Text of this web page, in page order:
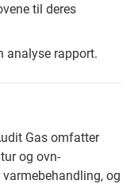
til deres
analyse rapport.
Gas omfatter
og ovn-
og